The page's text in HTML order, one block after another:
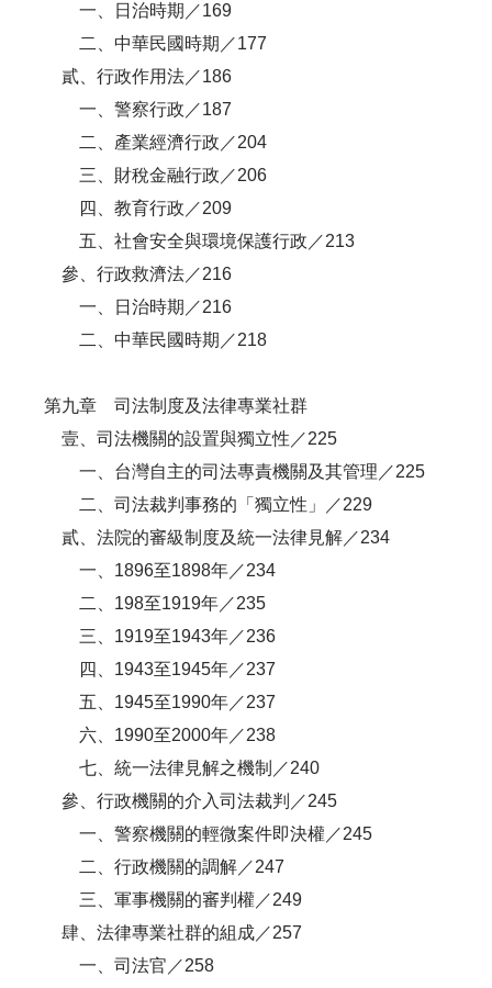
一、日治時期／169
二、中華民國時期／177
貳、行政作用法／186
一、警察行政／187
二、產業經濟行政／204
三、財稅金融行政／206
四、教育行政／209
五、社會安全與環境保護行政／213
參、行政救濟法／216
一、日治時期／216
二、中華民國時期／218
第九章 司法制度及法律專業社群
壹、司法機關的設置與獨立性／225
一、台灣自主的司法專責機關及其管理／225
二、司法裁判事務的「獨立性」／229
貳、法院的審級制度及統一法律見解／234
一、1896至1898年／234
二、198至1919年／235
三、1919至1943年／236
四、1943至1945年／237
五、1945至1990年／237
六、1990至2000年／238
七、統一法律見解之機制／240
參、行政機關的介入司法裁判／245
一、警察機關的輕微案件即決權／245
二、行政機關的調解／247
三、軍事機關的審判權／249
肆、法律專業社群的組成／257
一、司法官／258